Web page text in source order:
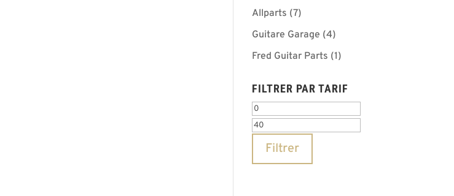
Allparts (7)
Guitare Garage (4)
Fred Guitar Parts (1)
FILTRER PAR TARIF
Prix
min
Filtrer